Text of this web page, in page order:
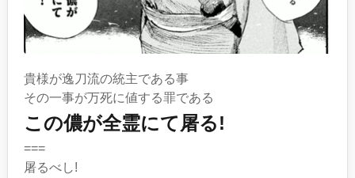
貴様が逸刀流の統主である事
その一事が万死に値する罪である
この儂が全霊にて屠る!
===
屠るべし!